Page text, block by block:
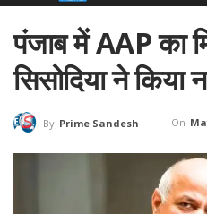
पंजाब में AAP का
सिसोदिया ने किया
By Prime Sandesh On